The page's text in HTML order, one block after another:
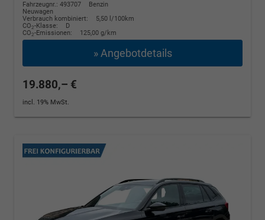
Fahrzeugnr.: 493707
Benzin
Neuwagen
Verbrauch kombiniert:
5,50 l/100km
CO2-Klasse:
D
CO2-Emissionen: 125,00 g/km
» Angebotdetails
19.880,– €
incl. 19% MwSt.